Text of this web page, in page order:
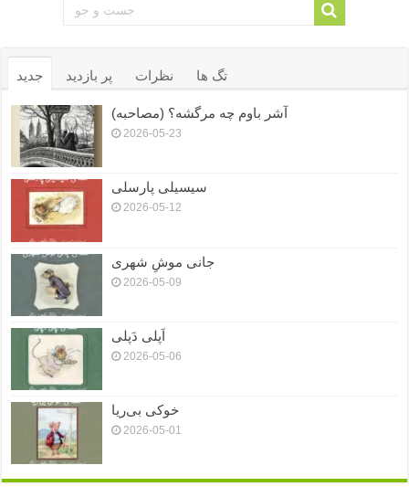
جدید پر بازدید نظرات تگ ها
آشر باوم چه مرگشه؟ (مصاحبه)
2026-05-23
سیسیلی پارسلی
2026-05-12
جانی موشِ شهری
2026-05-09
اَپلی دَپلی
2026-05-06
خوکی بی‌ریا
2026-05-01